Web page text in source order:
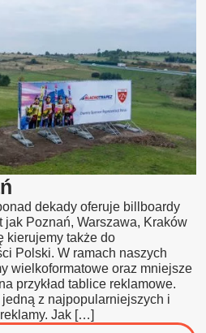
dekady oferuje billboardy
Poznań, Warszawa, Kraków
kierujemy także do
Polski. W ramach naszych
wielkoformatowe oraz mniejsze
przykład tablice reklamowe.
z najpopularniejszych i
Jak […]